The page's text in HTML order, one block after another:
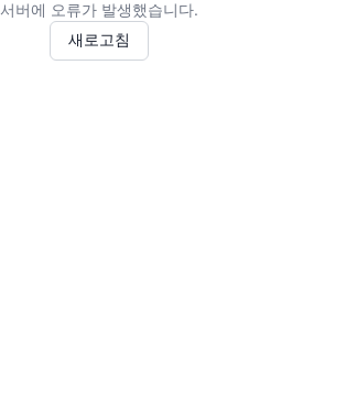
서버에 오류가 발생했습니다.
새로고침